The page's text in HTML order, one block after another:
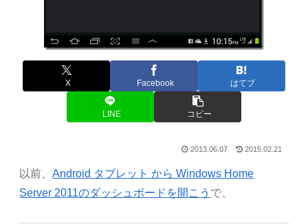
X Facebook はてブ
LINE コピー
2013.06.07 2015.02.21
以前、Android タブレット から Windows Home
Server 2011のダッシュボードを開こう で、